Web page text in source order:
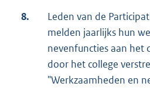
8.
Leden van de
melden jaarlijks hun
nevenfuncties aan het
door het college
"Werkzaamheden en